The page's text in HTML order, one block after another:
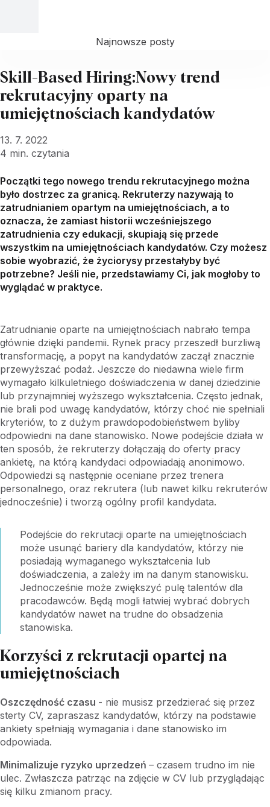
Najnowsze posty
Skill-Based Hiring:Nowy trend
rekrutacyjny oparty na
umiejętnościach kandydatów
13. 7. 2022
4 min. czytania
Początki tego nowego trendu rekrutacyjnego można
było dostrzec za granicą. Rekruterzy nazywają to
zatrudnianiem opartym na umiejętnościach, a to
oznacza, że zamiast historii wcześniejszego
zatrudnienia czy edukacji, skupiają się przede
wszystkim na umiejętnościach kandydatów. Czy możesz
sobie wyobrazić, że życiorysy przestałyby być
potrzebne? Jeśli nie, przedstawiamy Ci, jak mogłoby to
wyglądać w praktyce.
Zatrudnianie oparte na umiejętnościach nabrało tempa
głównie dzięki pandemii. Rynek pracy przeszedł burzliwą
transformację, a popyt na kandydatów zaczął znacznie
przewyższać podaż. Jeszcze do niedawna wiele firm
wymagało kilkuletniego doświadczenia w danej dziedzinie
lub przynajmniej wyższego wykształcenia. Często jednak,
nie brali pod uwagę kandydatów, którzy choć nie spełniali
kryteriów, to z dużym prawdopodobieństwem byliby
odpowiedni na dane stanowisko. Nowe podejście działa w
ten sposób, że rekruterzy dołączają do oferty pracy
ankietę, na którą kandydaci odpowiadają anonimowo.
Odpowiedzi są następnie oceniane przez trenera
personalnego, oraz rekrutera (lub nawet kilku rekruterów
jednocześnie) i tworzą ogólny profil kandydata.
Podejście do rekrutacji oparte na umiejętnościach
może usunąć bariery dla kandydatów, którzy nie
posiadają wymaganego wykształcenia lub
doświadczenia, a zależy im na danym stanowisku.
Jednocześnie może zwiększyć pulę talentów dla
pracodawców. Będą mogli łatwiej wybrać dobrych
kandydatów nawet na trudne do obsadzenia
stanowiska.
Korzyści z rekrutacji opartej na
umiejętnościach
Oszczędność czasu - nie musisz przedzierać się przez
sterty CV, zapraszasz kandydatów, którzy na podstawie
ankiety spełniają wymagania i dane stanowisko im
odpowiada.
Minimalizuje ryzyko uprzedzeń – czasem trudno im nie
ulec. Zwłaszcza patrząc na zdjęcie w CV lub przyglądając
się kilku zmianom pracy.